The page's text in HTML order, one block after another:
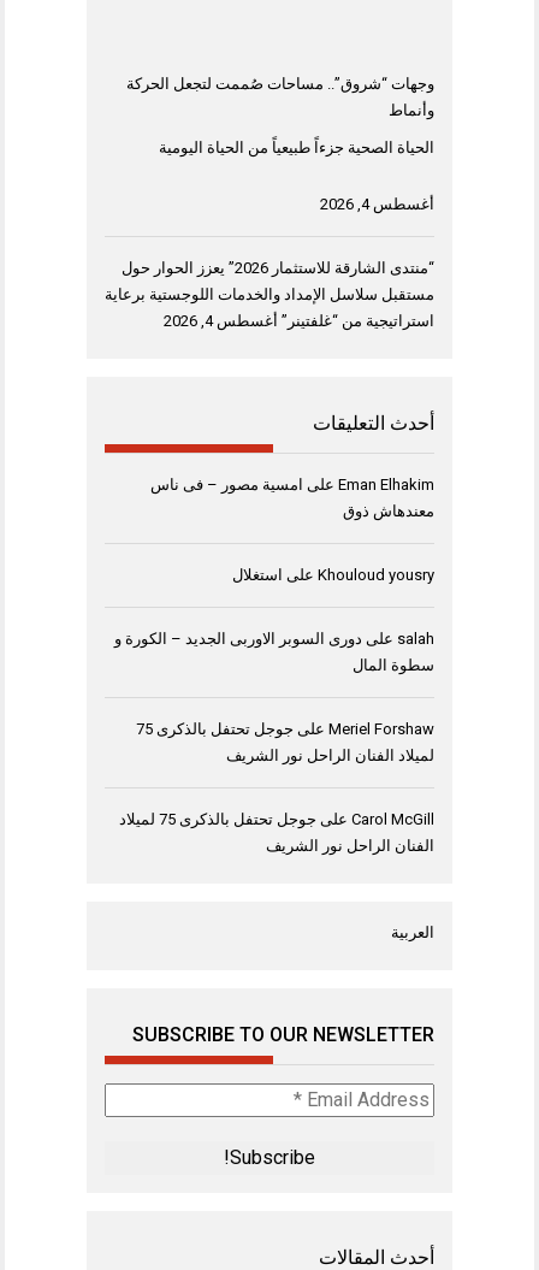
وجهات “شروق”.. مساحات صُممت لتجعل الحركة
وأنماط
الحياة الصحية جزءاً طبيعياً من الحياة اليومية
أغسطس 4, 2026
“منتدى الشارقة للاستثمار 2026” يعزز الحوار حول
مستقبل سلاسل الإمداد والخدمات اللوجستية برعاية
استراتيجية من “غلفتينر” أغسطس 4, 2026
أحدث التعليقات
Eman Elhakim على امسية مصور – فى ناس
معندهاش ذوق
Khouloud yousry على استغلال
salah على دورى السوبر الاوربى الجديد – الكورة و
سطوة المال
Meriel Forshaw على
جوجل تحتفل بالذكرى 75
لميلاد الفنان الراحل نور الشريف
Carol McGill على
جوجل تحتفل بالذكرى 75 لميلاد
الفنان الراحل نور الشريف
العربية
SUBSCRIBE TO OUR NEWSLETTER
Email
Address
أحدث المقالات